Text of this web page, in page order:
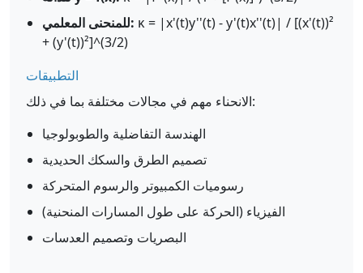
للمنحنى المعلمي: κ = |x'(t)y''(t) - y'(t)x''(t)| / [(x'(t))²
+ (y'(t))²]^(3/2)
التطبيقات
الانحناء مهم في مجالات مختلفة بما في ذلك:
الهندسة التفاضلية والطوبولوجيا
تصميم الطرق والسكك الحديدية
رسوميات الكمبيوتر والرسوم المتحركة
الفيزياء (الحركة على طول المسارات المنحنية)
البصريات وتصميم العدسات